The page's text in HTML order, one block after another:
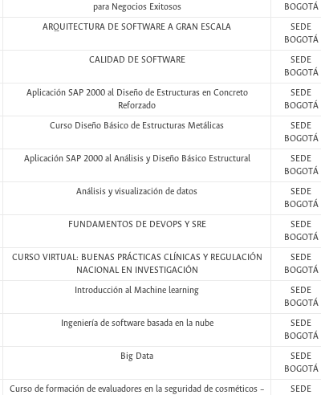
para Negocios Exitosos
BOGOTÁ
ARQUITECTURA DE SOFTWARE A GRAN ESCALA
SEDE
BOGOTÁ
CALIDAD DE SOFTWARE
SEDE
BOGOTÁ
Aplicación SAP 2000 al Diseño de Estructuras en Concreto
Reforzado
SEDE
BOGOTÁ
Curso Diseño Básico de Estructuras Metálicas
SEDE
BOGOTÁ
Aplicación SAP 2000 al Análisis y Diseño Básico Estructural
SEDE
BOGOTÁ
Análisis y visualización de datos
SEDE
BOGOTÁ
FUNDAMENTOS DE DEVOPS Y SRE
SEDE
BOGOTÁ
CURSO VIRTUAL: BUENAS PRÁCTICAS CLÍNICAS Y REGULACIÓN
NACIONAL EN INVESTIGACIÓN
SEDE
BOGOTÁ
Introducción al Machine learning
SEDE
BOGOTÁ
Ingeniería de software basada en la nube
SEDE
BOGOTÁ
Big Data
SEDE
BOGOTÁ
Curso de formación de evaluadores en la seguridad de cosméticos –
SEDE